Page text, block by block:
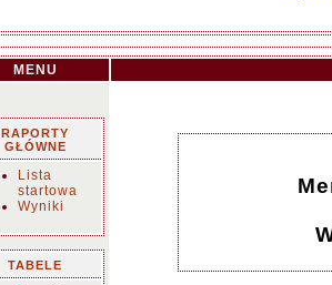
MENU
RAPORTY
GŁÓWNE
Lista
startowa
Wyniki
TABELE